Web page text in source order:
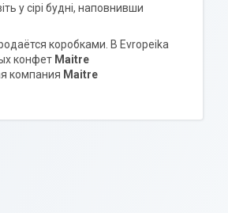
у сірі будні, наповнивши
коробками. В Evropeika
конфет Maitre
компания Maitre